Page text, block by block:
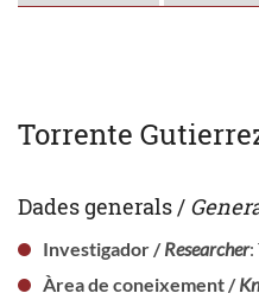
Torrente
Dades generals /
Investigador /Researcher:
Àrea de coneixement /